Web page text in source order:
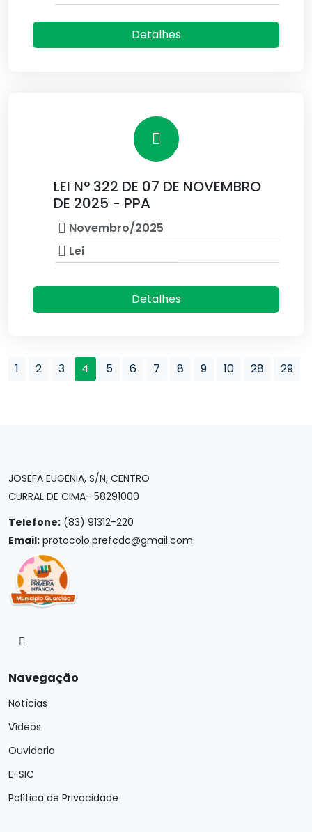
Detalhes
LEI Nº 322 DE 07 DE NOVEMBRO
DE 2025 - PPA
Novembro/2025
Lei
Detalhes
1 2 3 4 5 6 7 8 9 10 28 29
JOSEFA EUGENIA, S/N, CENTRO
CURRAL DE CIMA- 58291000
Telefone: (83) 91312-220
Email: protocolo.prefcdc@gmail.com
Navegação
Notícias
Vídeos
Ouvidoria
E-SIC
Política de Privacidade